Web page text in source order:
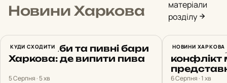
Новини Харкова
матеріали
розділу
КУДИ СХОДИТИ
Топові паби та пивні бари
Харкова: де випити пива
5 Серпня · 5 хв
НОВИНИ ХАРКОВА
У
конфлікт
6 Серпня · 1 хв